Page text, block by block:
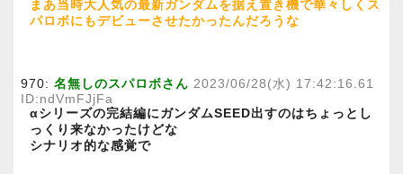
まあ当時大人気の最新ガンダムを据え置き機で華々しくス
パロボにもデビューさせたかったんだろうな
970: 名無しのスパロボさん 2023/06/28(水) 17:42:16.61
ID:ndVmFJjFa
αシリーズの完結編にガンダムSEED出すのはちょっとし
っくり来なかったけどな
シナリオ的な感覚で